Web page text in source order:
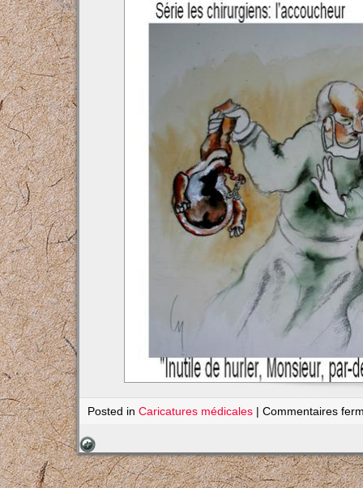
Posted inCaricatures médicales |Commentaires